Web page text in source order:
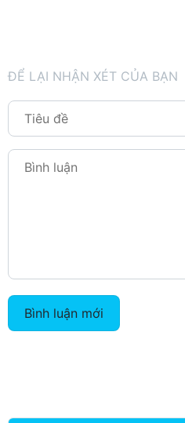
ĐỂ LẠI NHẬN XÉT CỦA BẠN
Bình luận mới